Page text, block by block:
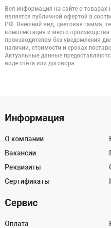
Вся информация на сайте о товарах
является публичной офертой в
РФ. Внешний вид, цветовая гамма,
комплектация и место
производителем без уведомления
наличии, стоимости и сроках
Актуальные данные
виде счёта или договора.
Информация
О компании
Вакансии
Реквизиты
Сертификаты
Сервис
Оплата